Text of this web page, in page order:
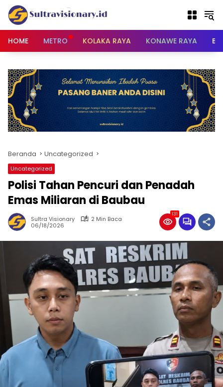
Langsung
konten
HOME
METRO KOLAKA RAYA KONAWE RAYA
Beranda Uncategorized
Uncategorized
Polisi Tahan Pencuri dan Penadah
Emas Miliaran di Baubau
Sultra Visionary
2 Min Baca
06/18/2026
131